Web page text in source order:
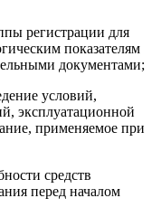
регистрации для
показателям
документами;
условий,
эксплуатационной
применяемое при
средств
перед началом